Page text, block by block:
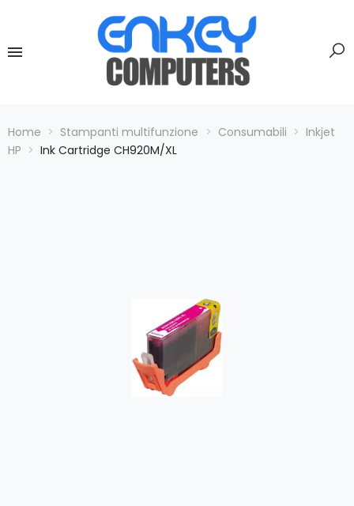
Home Stampanti multifunzione Consumabili
Inkjet
HP
Ink Cartridge CH920M/XL